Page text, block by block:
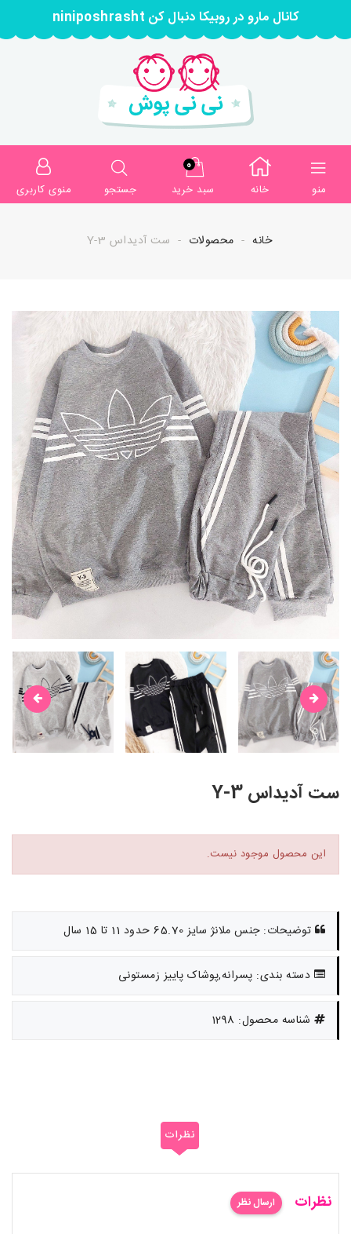
کانال مارو در روبیکا دنبال کن niniposhrasht
منو خانه
0
سبد خرید
جستجو منوی کاربری
خانه محصولات ست آدیداس Y-3
ست آدیداس Y-3
این محصول موجود نیست.
توضیحات: جنس ملانژ سایز 65.70 حدود 11 تا 15 سال
دسته بندی: پسرانه,پوشاک پاییز زمستونی
شناسه محصول: 1298
نظرات
نظرات ارسال نظر